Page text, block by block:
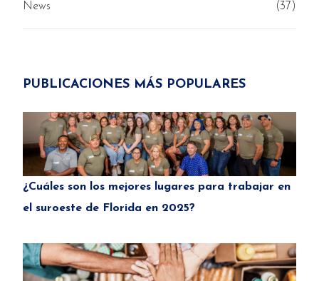
News (37)
PUBLICACIONES MÁS POPULARES
¿Cuáles son los mejores lugares para trabajar en
el suroeste de Florida en 2025?